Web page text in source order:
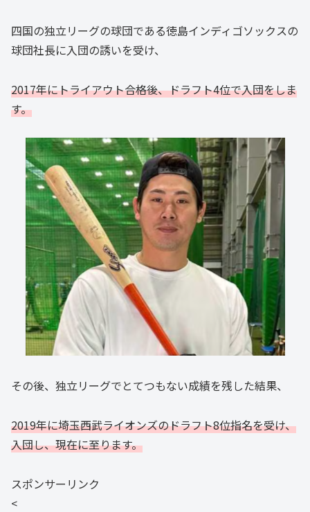
四国の独立リーグの球団である徳島インディゴソックスの
球団社長に入団の誘いを受け、
2017年にトライアウト合格後、ドラフト4位で入団をしま
す。
その後、独立リーグでとてつもない成績を残した結果、
2019年に埼玉西武ライオンズのドラフト8位指名を受け、
入団し、現在に至ります。
スポンサーリンク
<